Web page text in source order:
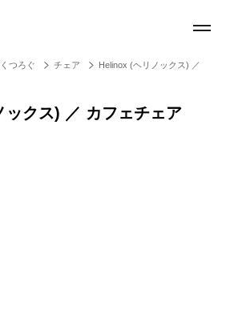
くつろぐ チェア
Helinox (ヘリノックス) ／
クス) ／ カフェチェア